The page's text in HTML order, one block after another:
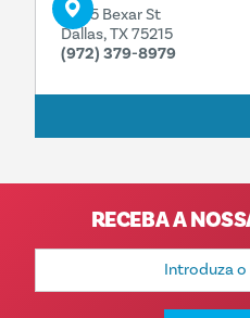
6905 Bexar St
Dallas, TX 75215
(972) 379-8979
RECEBA A
Endereço
e-